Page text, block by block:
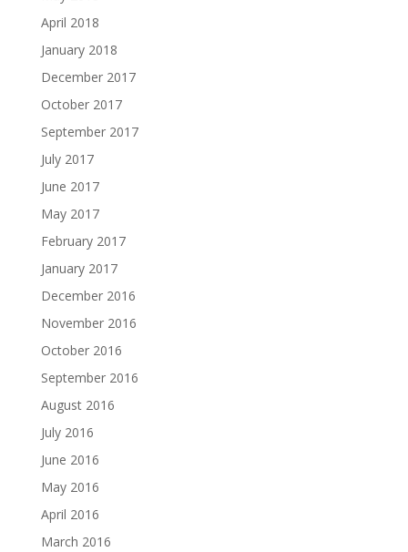
April 2018
January 2018
December 2017
October 2017
September 2017
July 2017
June 2017
May 2017
February 2017
January 2017
December 2016
November 2016
October 2016
September 2016
August 2016
July 2016
June 2016
May 2016
April 2016
March 2016